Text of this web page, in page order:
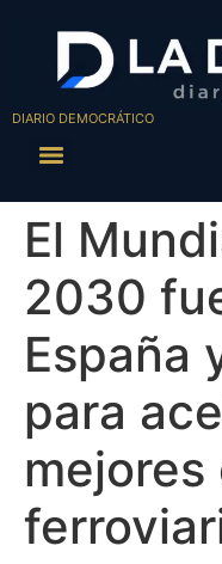
DIARIO DEMOCRÁTICO
El
2030
España
para